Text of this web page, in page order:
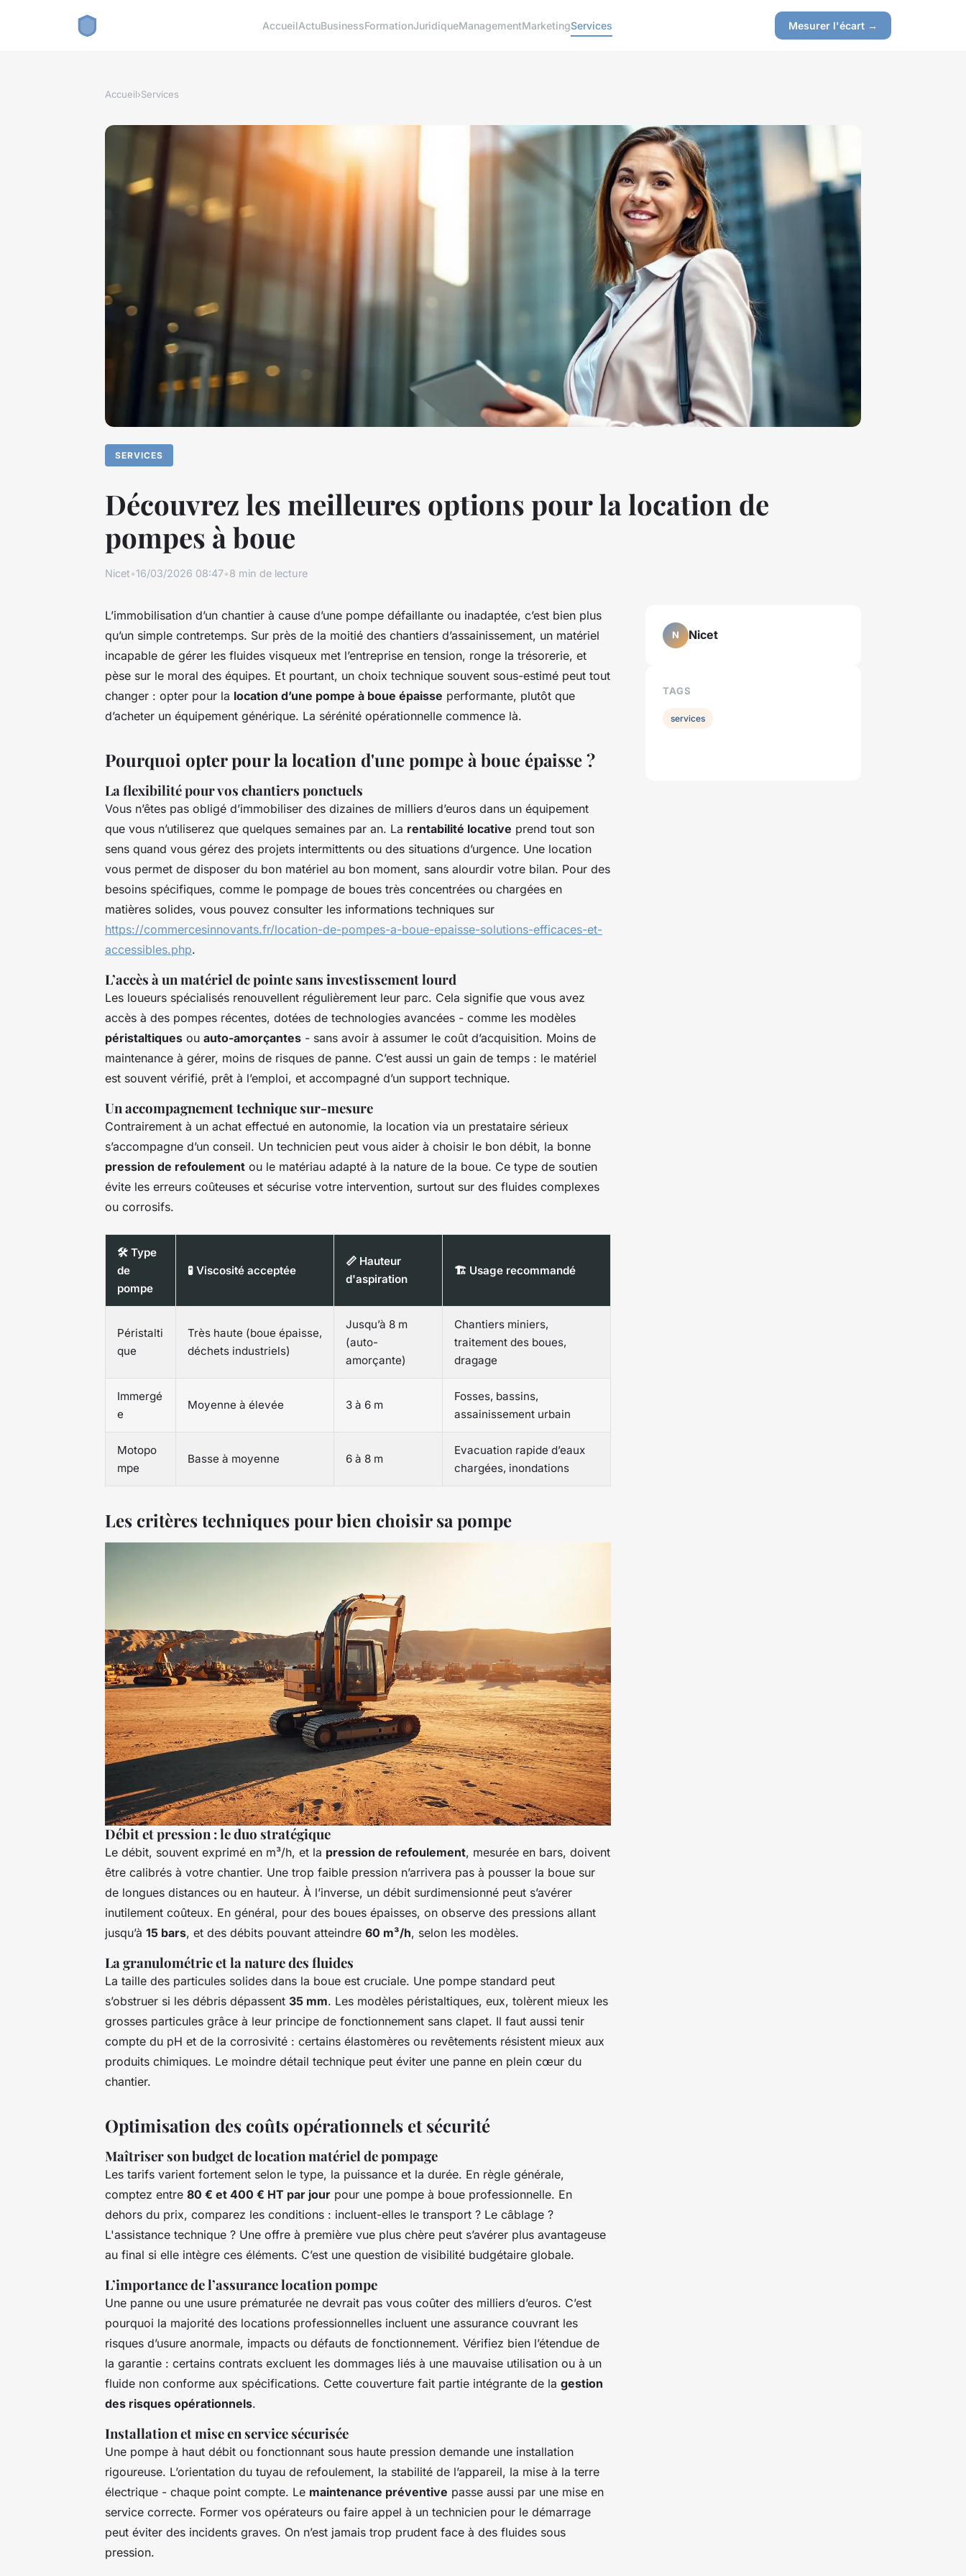
AccueilActuBusinessFormationJuridiqueManagementMarketingServices Mesurer l'écart →
Accueil›Services
SERVICES
Découvrez les meilleures options pour la location de
pompes à boue
Nicet•16/03/2026 08:47•8 min de lecture
L’immobilisation d’un chantier à cause d’une pompe défaillante ou inadaptée, c’est bien plus
qu’un simple contretemps. Sur près de la moitié des chantiers d’assainissement, un matériel
incapable de gérer les fluides visqueux met l’entreprise en tension, ronge la trésorerie, et
pèse sur le moral des équipes. Et pourtant, un choix technique souvent sous-estimé peut tout
changer : opter pour la location d’une pompe à boue épaisse performante, plutôt que
d’acheter un équipement générique. La sérénité opérationnelle commence là.
Pourquoi opter pour la location d'une pompe à boue épaisse ?
La flexibilité pour vos chantiers ponctuels
Vous n’êtes pas obligé d’immobiliser des dizaines de milliers d’euros dans un équipement
que vous n’utiliserez que quelques semaines par an. La rentabilité locative prend tout son
sens quand vous gérez des projets intermittents ou des situations d’urgence. Une location
vous permet de disposer du bon matériel au bon moment, sans alourdir votre bilan. Pour des
besoins spécifiques, comme le pompage de boues très concentrées ou chargées en
matières solides, vous pouvez consulter les informations techniques sur
https://commercesinnovants.fr/location-de-pompes-a-boue-epaisse-solutions-efficaces-et-
accessibles.php.
L’accès à un matériel de pointe sans investissement lourd
Les loueurs spécialisés renouvellent régulièrement leur parc. Cela signifie que vous avez
accès à des pompes récentes, dotées de technologies avancées - comme les modèles
péristaltiques ou auto-amorçantes - sans avoir à assumer le coût d’acquisition. Moins de
maintenance à gérer, moins de risques de panne. C’est aussi un gain de temps : le matériel
est souvent vérifié, prêt à l’emploi, et accompagné d’un support technique.
Un accompagnement technique sur-mesure
Contrairement à un achat effectué en autonomie, la location via un prestataire sérieux
s’accompagne d’un conseil. Un technicien peut vous aider à choisir le bon débit, la bonne
pression de refoulement ou le matériau adapté à la nature de la boue. Ce type de soutien
évite les erreurs coûteuses et sécurise votre intervention, surtout sur des fluides complexes
ou corrosifs.
🛠️ Type
de
pompe
🧪 Viscosité acceptée
📏 Hauteur
d'aspiration
🏗️ Usage recommandé
Péristalti
que
Très haute (boue épaisse,
déchets industriels)
Jusqu’à 8 m
(auto-
amorçante)
Chantiers miniers,
traitement des boues,
dragage
Immergé
e
Moyenne à élevée 3 à 6 m
Fosses, bassins,
assainissement urbain
Motopo
mpe
Basse à moyenne 6 à 8 m
Evacuation rapide d’eaux
chargées, inondations
Les critères techniques pour bien choisir sa pompe
Débit et pression : le duo stratégique
Le débit, souvent exprimé en m³/h, et la pression de refoulement, mesurée en bars, doivent
être calibrés à votre chantier. Une trop faible pression n’arrivera pas à pousser la boue sur
de longues distances ou en hauteur. À l’inverse, un débit surdimensionné peut s’avérer
inutilement coûteux. En général, pour des boues épaisses, on observe des pressions allant
jusqu’à 15 bars, et des débits pouvant atteindre 60 m³/h, selon les modèles.
La granulométrie et la nature des fluides
La taille des particules solides dans la boue est cruciale. Une pompe standard peut
s’obstruer si les débris dépassent 35 mm. Les modèles péristaltiques, eux, tolèrent mieux les
grosses particules grâce à leur principe de fonctionnement sans clapet. Il faut aussi tenir
compte du pH et de la corrosivité : certains élastomères ou revêtements résistent mieux aux
produits chimiques. Le moindre détail technique peut éviter une panne en plein cœur du
chantier.
Optimisation des coûts opérationnels et sécurité
Maîtriser son budget de location matériel de pompage
Les tarifs varient fortement selon le type, la puissance et la durée. En règle générale,
comptez entre 80 € et 400 € HT par jour pour une pompe à boue professionnelle. En
dehors du prix, comparez les conditions : incluent-elles le transport ? Le câblage ?
L'assistance technique ? Une offre à première vue plus chère peut s’avérer plus avantageuse
au final si elle intègre ces éléments. C’est une question de visibilité budgétaire globale.
L’importance de l’assurance location pompe
Une panne ou une usure prématurée ne devrait pas vous coûter des milliers d’euros. C’est
pourquoi la majorité des locations professionnelles incluent une assurance couvrant les
risques d’usure anormale, impacts ou défauts de fonctionnement. Vérifiez bien l’étendue de
la garantie : certains contrats excluent les dommages liés à une mauvaise utilisation ou à un
fluide non conforme aux spécifications. Cette couverture fait partie intégrante de la gestion
des risques opérationnels.
Installation et mise en service sécurisée
Une pompe à haut débit ou fonctionnant sous haute pression demande une installation
rigoureuse. L’orientation du tuyau de refoulement, la stabilité de l’appareil, la mise à la terre
électrique - chaque point compte. Le maintenance préventive passe aussi par une mise en
service correcte. Former vos opérateurs ou faire appel à un technicien pour le démarrage
peut éviter des incidents graves. On n’est jamais trop prudent face à des fluides sous
pression.
N Nicet
TAGS
services